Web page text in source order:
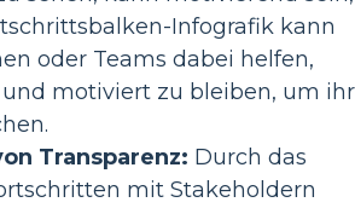
Infografik kann
oder Teams dabei helfen,
motiviert zu bleiben, um ihr
Transparenz: Durch das
mit Stakeholdern